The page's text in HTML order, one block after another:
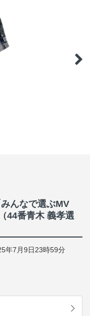
んなで選ぶMV
44番青木 義孝選
年7月9日23時59分